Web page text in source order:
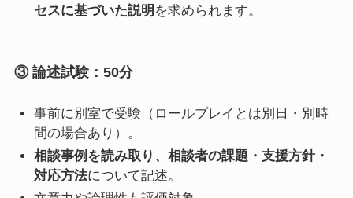
セスに基づいた説明 を求められます。
③ 論述試験：50分
事前に別室で受験（ロールプレイとは別日・別時
間の場合あり）。
相談事例を読み取り、相談者の課題・支援方針・
対応方法について記述。